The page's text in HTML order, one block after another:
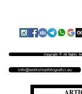
Copyright © All Rights
info@workshopfotografici.eu